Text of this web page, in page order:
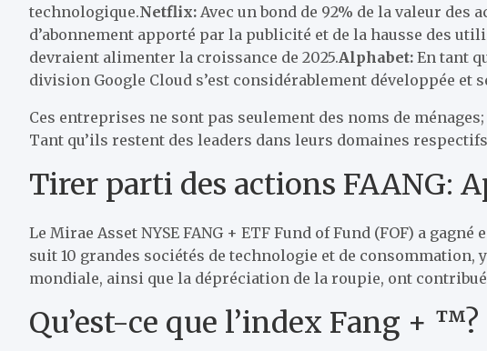
technologique.Netflix: Avec un bond de 92% de la valeur
d’abonnement apporté par la publicité et de la hausse des
devraient alimenter la croissance de 2025.Alphabet: En tant
division Google Cloud s’est considérablement développée
Ces entreprises ne sont pas seulement des noms de
Tant qu’ils restent des leaders dans leurs domaines
Tirer parti des actions FAANG:
Le Mirae Asset NYSE FANG + ETF Fund of Fund (FOF) a
suit 10 grandes sociétés de technologie et de consommation,
mondiale, ainsi que la dépréciation de la roupie, ont
Qu’est-ce que l’index Fang + ™?